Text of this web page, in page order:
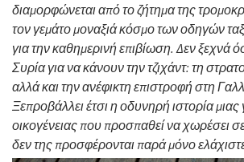
διαμορφώνεται από το ζήτημα της
τον γεμάτο μοναξιά κόσμο των οδηγών
για την καθημερινή επιβίωση. Δεν ξεχνά
Συρία για να κάνουν την τζιχάντ: τη
αλλά και την ανέφικτη επιστροφή στη
Ξεπροβάλλει έτσι η οδυνηρή ιστορία
οικογένειας που προσπαθεί να χωρέσει
δεν της προσφέρονται παρά μόνο